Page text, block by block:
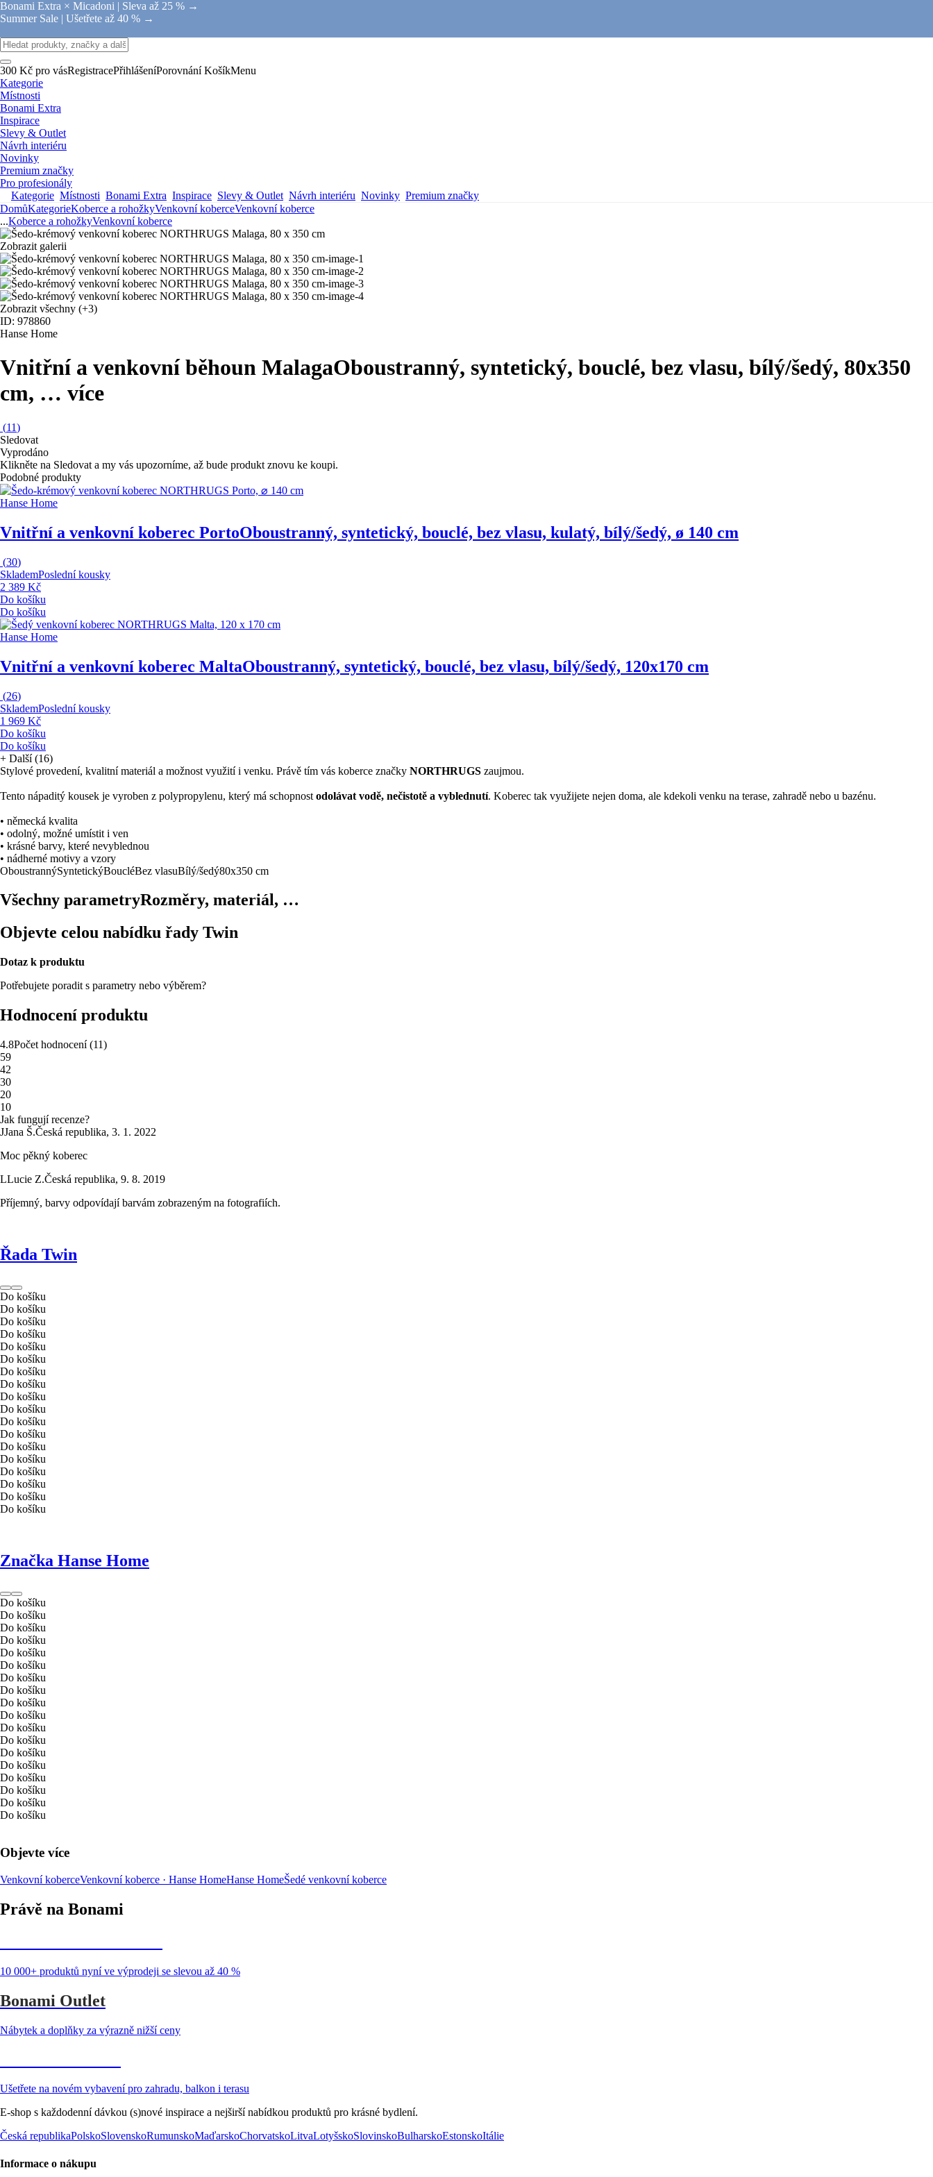
Bonami Extra × Micadoni | Sleva až 25 % →
Summer Sale | Ušetřete až 40 % →
300 Kč pro vásRegistracePřihlášeníPorovnání KošíkMenu
Kategorie
Místnosti
Bonami Extra
Inspirace
Slevy & Outlet
Návrh interiéru
Novinky
Premium značky
Pro profesionály
Kategorie Místnosti Bonami Extra Inspirace Slevy & Outlet Návrh interiéru Novinky Premium značky
DomůKategorieKoberce a rohožkyVenkovní koberceVenkovní koberce
...Koberce a rohožkyVenkovní koberce
Zobrazit galerii
Zobrazit všechny (+3)
ID: 978860
Hanse Home
Vnitřní a venkovní běhoun MalagaOboustranný, syntetický, bouclé, bez vlasu, bílý/šedý, 80x350
cm, … více
(11)
Sledovat
Vyprodáno
Klikněte na Sledovat a my vás upozorníme, až bude produkt znovu ke koupi.
Podobné produkty
Hanse Home
Vnitřní a venkovní koberec PortoOboustranný, syntetický, bouclé, bez vlasu, kulatý, bílý/šedý, ø 140 cm
(30)
SklademPoslední kousky
2 389 Kč
Do košíku
Do košíku
Hanse Home
Vnitřní a venkovní koberec MaltaOboustranný, syntetický, bouclé, bez vlasu, bílý/šedý, 120x170 cm
(26)
SklademPoslední kousky
1 969 Kč
Do košíku
Do košíku
+ Další (16)
Stylové provedení, kvalitní materiál a možnost využití i venku. Právě tím vás koberce značky NORTHRUGS zaujmou.
Tento nápaditý kousek je vyroben z polypropylenu, který má schopnost odolávat vodě, nečistotě a vyblednutí. Koberec tak využijete nejen doma, ale kdekoli venku na terase, zahradě nebo u bazénu.
• německá kvalita
• odolný, možné umístit i ven
• krásné barvy, které nevyblednou
• nádherné motivy a vzory
OboustrannýSyntetickýBoucléBez vlasuBílý/šedý80x350 cm
Všechny parametryRozměry, materiál, …
Objevte celou nabídku řady Twin
Dotaz k produktu
Potřebujete poradit s parametry nebo výběrem?
Hodnocení produktu
4.8Počet hodnocení(11)
59
42
30
20
10
Jak fungují recenze?
JJana Š.Česká republika, 3. 1. 2022
Moc pěkný koberec
LLucie Z.Česká republika, 9. 8. 2019
Příjemný, barvy odpovídají barvám zobrazeným na fotografiích.
Řada Twin
Do košíku
Do košíku
Do košíku
Do košíku
Do košíku
Do košíku
Do košíku
Do košíku
Do košíku
Do košíku
Do košíku
Do košíku
Do košíku
Do košíku
Do košíku
Do košíku
Do košíku
Do košíku
Značka Hanse Home
Do košíku
Do košíku
Do košíku
Do košíku
Do košíku
Do košíku
Do košíku
Do košíku
Do košíku
Do košíku
Do košíku
Do košíku
Do košíku
Do košíku
Do košíku
Do košíku
Do košíku
Do košíku
Objevte více
Venkovní koberceVenkovní koberce · Hanse HomeHanse HomeŠedé venkovní koberce
Právě na Bonami
10 000+ produktů nyní ve výprodeji se slevou až 40 %
Bonami Outlet
Nábytek a doplňky za výrazně nižší ceny
Ušetřete na novém vybavení pro zahradu, balkon i terasu
E-shop s každodenní dávkou (s)nové inspirace a nejširší nabídkou produktů pro krásné bydlení.
Česká republikaPolskoSlovenskoRumunskoMaďarskoChorvatskoLitvaLotyšskoSlovinskoBulharskoEstonskoItálie
Informace o nákupu